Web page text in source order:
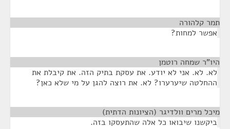
תמר קלהורה
אפשר למחות?
היו"ר שמחה רוטמן
לא. לא. אני לא יודע. את עסקת בתיק הזה. את קיבלת את
ההחלטה שיערערו? לא. את רוצה להגן על מי שלא כאן?
מיכל מרים וולדיגר (הציונות הדתית)
ביקשנו שיבואו כל אלה שהתעסקו בזה.